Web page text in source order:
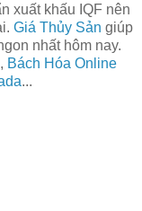
xuất khấu IQF nên
Giá Thủy Sản giúp
nhất hôm nay.
, Bách Hóa Online
...